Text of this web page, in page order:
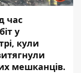
час
у
кули
мешканців.